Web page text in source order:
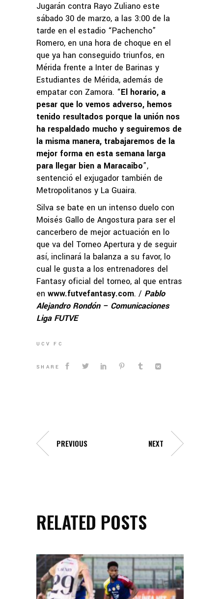
Jugarán contra Rayo Zuliano este
sábado 30 de marzo, a las 3:00 de la
tarde en el estadio “Pachencho”
Romero, en una hora de choque en el
que ya han conseguido triunfos, en
Mérida frente a Inter de Barinas y
Estudiantes de Mérida, además de
empatar con Zamora. “El horario, a
pesar que lo vemos adverso, hemos
tenido resultados porque la unión nos
ha respaldado mucho y seguiremos de
la misma manera, trabajaremos de la
mejor forma en esta semana larga
para llegar bien a Maracaibo”,
sentenció el exjugador también de
Metropolitanos y La Guaira.
Silva se bate en un intenso duelo con
Moisés Gallo de Angostura para ser el
cancerbero de mejor actuación en lo
que va del Torneo Apertura y de seguir
así, inclinará la balanza a su favor, lo
cual le gusta a los entrenadores del
Fantasy oficial del torneo, al que entras
en www.futvefantasy.com. / Pablo
Alejandro Rondón – Comunicaciones
Liga FUTVE
UCV FC
SHARE
PREVIOUS NEXT
RELATED POSTS